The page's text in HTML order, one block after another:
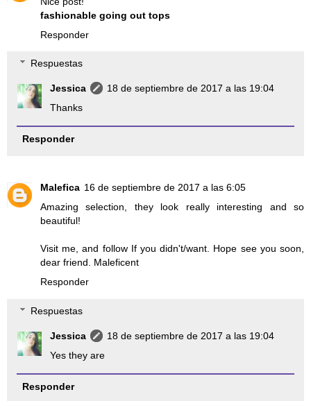
fashionable going out tops
Responder
Respuestas
Jessica
18 de septiembre de 2017 a las 19:04
Thanks
Responder
Malefica 16 de septiembre de 2017 a las 6:05
Amazing selection, they look really interesting and so
beautiful!
Visit me, and follow If you didn't/want. Hope see you soon,
dear friend. Maleficent
Responder
Respuestas
Jessica
18 de septiembre de 2017 a las 19:04
Yes they are
Responder